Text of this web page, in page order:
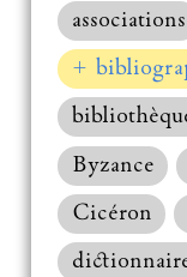
associations
+
Byzance
Cicéron